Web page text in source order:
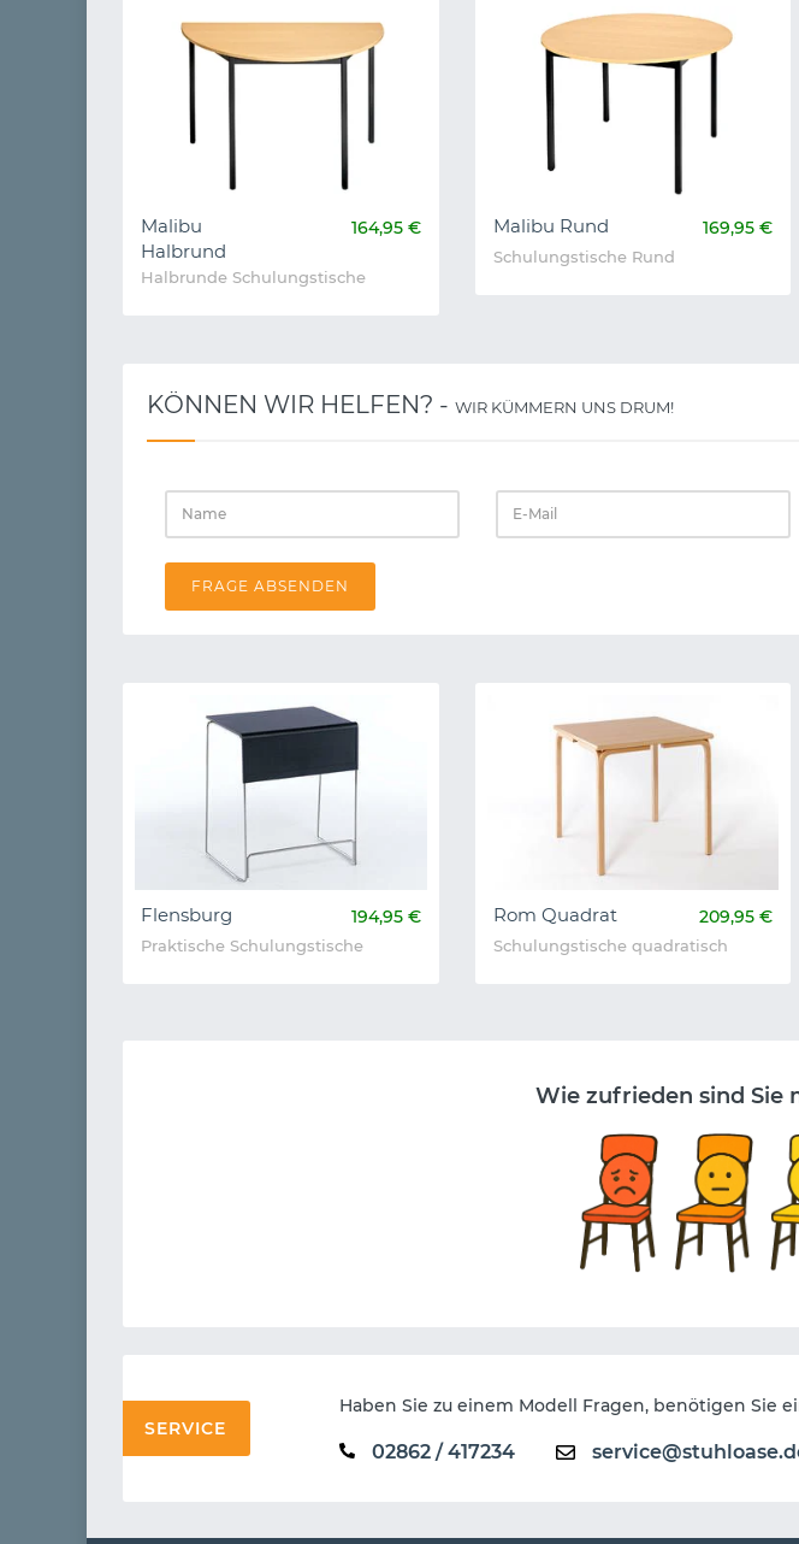
Malibu
Halbrund
164,95 €
Halbrunde Schulungstische
Malibu Rund 169,95 €
Schulungstische Rund
KÖNNEN WIR HELFEN? - WIR KÜMMERN UNS DRUM!
FRAGE ABSENDEN
Flensburg 194,95 €
Praktische Schulungstische
Rom Quadrat 209,95 €
Schulungstische quadratisch
Wie zufrieden sind Sie
Haben Sie zu einem Modell Fragen, benötigen Sie
02862 / 417234
SERVICE